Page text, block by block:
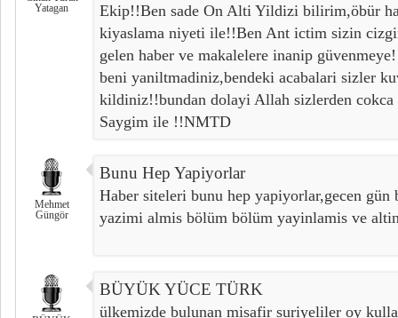
Yatagan
Ekip!!Ben sade On Alti Yildizi bilirim,öbür
kiyaslama niyeti ile!!Ben Ant ictim sizin
gelen haber ve makalelere inanip
beni yaniltmadiniz,bendeki acabalari sizler
kildiniz!!bundan dolayi Allah sizlerden cokca
Saygim ile !!NMTD
Mehmet
Güngör
Bunu Hep Yapiyorlar
Haber siteleri bunu hep yapiyorlar,gecen
yazimi almis bölüm bölüm yayinlamis ve
BÜYÜK YÜCE TÜRK
ülkemizde bulunan misafir suriyeliler oy